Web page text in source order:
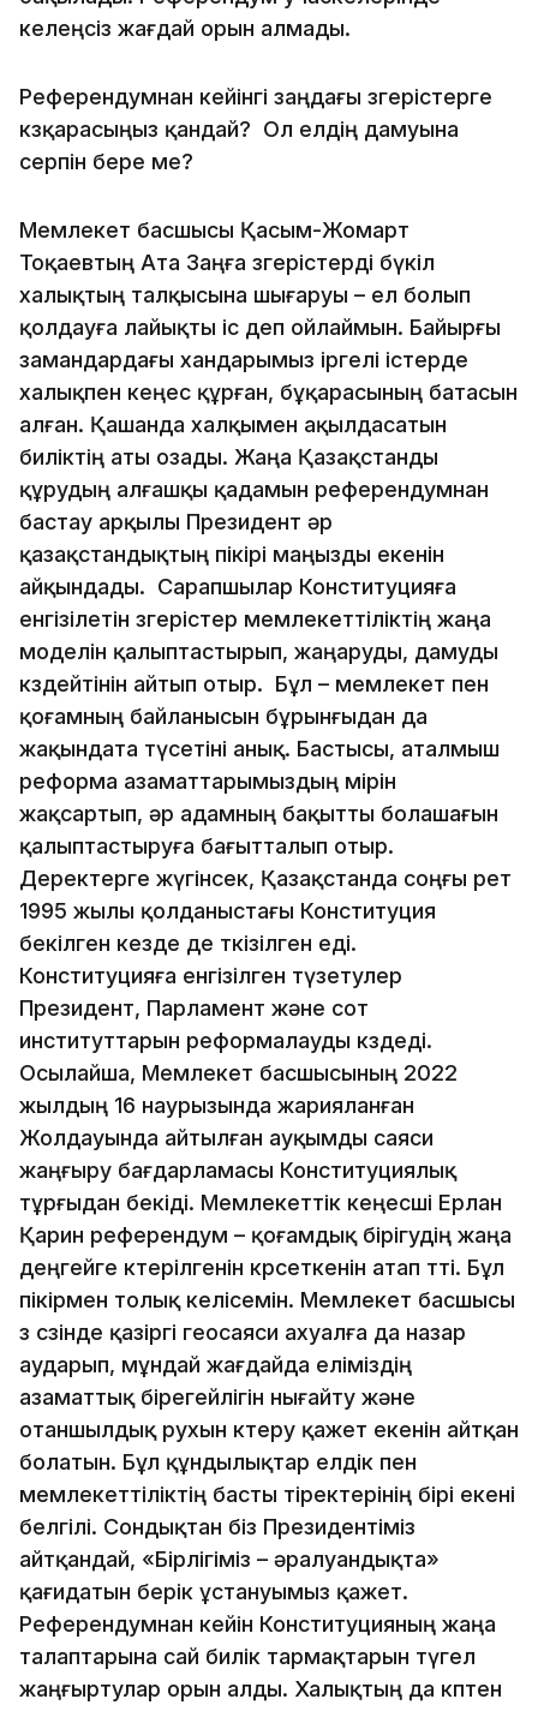
келеңсіз жағдай орын алмады.
Референдумнан кейінгі заңдағы өзгерістерге
көзқарасыңыз қандай? Ол елдің дамуына
серпін бере ме?
Мемлекет басшысы Қасым-Жомарт
Тоқаевтың Ата Заңға өзгерістерді бүкіл
халықтың талқысына шығаруы – ел болып
қолдауға лайықты іс деп ойлаймын. Байырғы
замандардағы хандарымыз іргелі істерде
халықпен кеңес құрған, бұқарасының батасын
алған. Қашанда халқымен ақылдасатын
биліктің аты озады. Жаңа Қазақстанды
құрудың алғашқы қадамын референдумнан
бастау арқылы Президент әр
қазақстандықтың пікірі маңызды екенін
айқындады. Сарапшылар Конституцияға
енгізілетін өзгерістер мемлекеттіліктің жаңа
моделін қалыптастырып, жаңаруды, дамуды
көздейтінін айтып отыр. Бұл – мемлекет пен
қоғамның байланысын бұрынғыдан да
жақындата түсетіні анық. Бастысы, аталмыш
реформа азаматтарымыздың өмірін
жақсартып, әр адамның бақытты болашағын
қалыптастыруға бағытталып отыр.
Деректерге жүгінсек, Қазақстанда соңғы рет
1995 жылы қолданыстағы Конституция
бекілген кезде де өткізілген еді.
Конституцияға енгізілген түзетулер
Президент, Парламент және сот
институттарын реформалауды көздеді.
Осылайша, Мемлекет басшысының 2022
жылдың 16 наурызында жарияланған
Жолдауында айтылған ауқымды саяси
жаңғыру бағдарламасы Конституциялық
тұрғыдан бекіді. Мемлекеттік кеңесші Ерлан
Қарин референдум – қоғамдық бірігудің жаңа
деңгейге көтерілгенін көрсеткенін атап өтті. Бұл
пікірмен толық келісемін. Мемлекет басшысы
өз сөзінде қазіргі геосаяси ахуалға да назар
аударып, мұндай жағдайда еліміздің
азаматтық бірегейлігін нығайту және
отаншылдық рухын көтеру қажет екенін айтқан
болатын. Бұл құндылықтар елдік пен
мемлекеттіліктің басты тіректерінің бірі екені
белгілі. Сондықтан біз Президентіміз
айтқандай, «Бірлігіміз – әралуандықта»
қағидатын берік ұстануымыз қажет.
Референдумнан кейін Конституцияның жаңа
талаптарына сай билік тармақтарын түгел
жаңғыртулар орын алды. Халықтың да көптен